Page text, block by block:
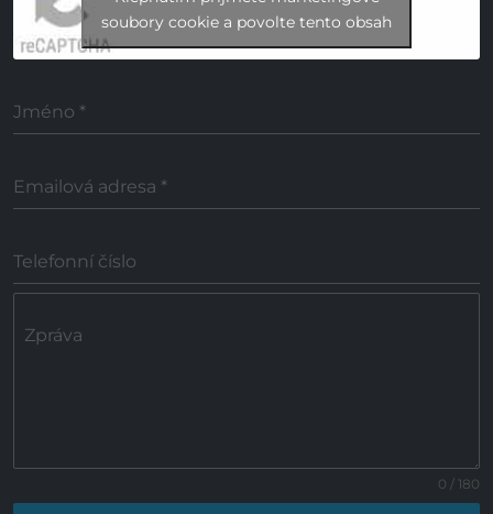
soubory cookie a povolte tento obsah
Jméno *
Emailová adresa *
Telefonní číslo
Zpráva
0 / 180